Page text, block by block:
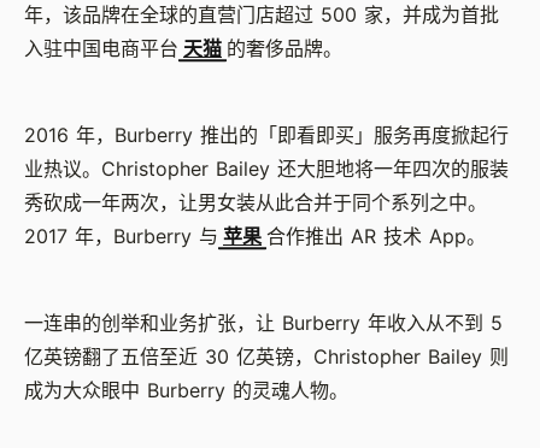
年，该品牌在全球的直营门店超过 500 家，并成为首批
入驻中国电商平台 天猫 的奢侈品牌。
2016 年，Burberry 推出的「即看即买」服务再度掀起行
业热议。Christopher Bailey 还大胆地将一年四次的服装
秀砍成一年两次，让男女装从此合并于同个系列之中。
2017 年，Burberry 与 苹果 合作推出 AR 技术 App。
一连串的创举和业务扩张，让 Burberry 年收入从不到 5
亿英镑翻了五倍至近 30 亿英镑，Christopher Bailey 则
成为大众眼中 Burberry 的灵魂人物。